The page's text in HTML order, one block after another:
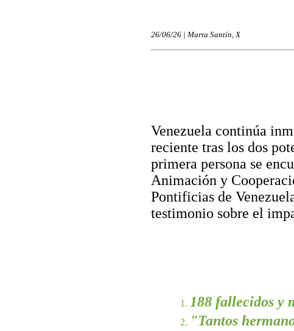
26/06/26 | Marta Santín, X
Venezuela continúa
reciente tras los dos
primera persona se
Animación y
Pontificias de
testimonio sobre el
188 fallecidos y
"Tantos